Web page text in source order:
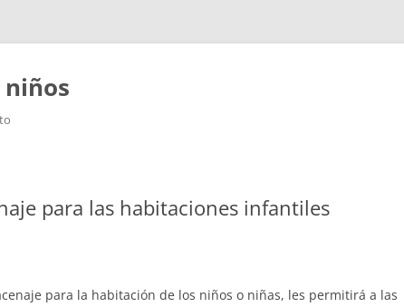
niños
para las habitaciones infantiles
para la habitación de los niños o niñas, les permitirá a las